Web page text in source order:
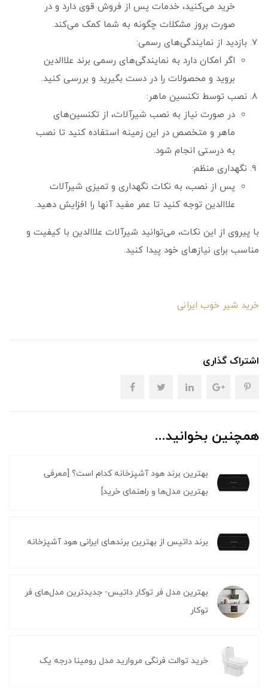
خرید می‌کنید، خدمات پس از فروش قوی دارد و در
صورت بروز مشکلات چگونه به شما کمک می‌کند.
بازدید از نمایندگی‌های رسمی:
اگر امکان دارد به نمایندگی‌های رسمی برند علاالدین
بروید و محصولات را در دست بگیرید و بررسی کنید.
نصب توسط تکنسین ماهر:
در صورت نیاز به نصب شیرآلات، از تکنسین‌های
ماهر و متخصص در این زمینه استفاده کنید تا نصب
به درستی انجام شود.
نگهداری منظم:
پس از نصب، به نکات نگهداری و تمیزی شیرآلات
علاالدین توجه کنید تا عمر مفید آنها را افزایش دهید.
با پیروی از این نکات، می‌توانید شیرآلات علاالدین با کیفیت و
مناسب برای نیازهای خود پیدا کنید.
خرید شیر خوب ایرانی
اشتراک گذاری
همچنین بخوانید...
بهترین برند هود آشپزخانه کدام است؟ [معرفی
بهترین مدل‌ها و راهنمای خرید]
برند داتیس از بهترین برندهای ایرانی هود آشپزخانه
بهترین مدل فر توکار داتیس- جدیدترین مدل‌های فر
توکار
خرید توالت فرنگی مروارید مدل رومینا درجه یک